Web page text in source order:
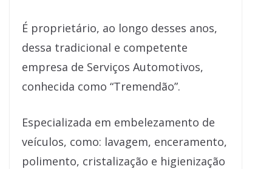
É proprietário, ao longo desses anos,
dessa tradicional e competente
empresa de Serviços Automotivos,
conhecida como “Tremendão”.
Especializada em embelezamento de
veículos, como: lavagem, enceramento,
polimento, cristalização e higienização